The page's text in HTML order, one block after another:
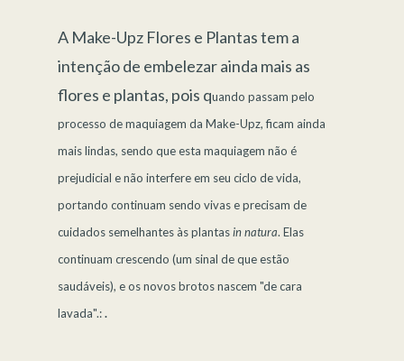
A Make-Upz Flores e Plantas tem a
intenção de embelezar ainda mais as
flores e plantas, pois quando passam pelo
processo de maquiagem da Make-Upz, ficam ainda
mais lindas, sendo que esta maquiagem não é
prejudicial e não interfere em seu ciclo de vida,
portando continuam sendo vivas e precisam de
cuidados semelhantes às plantasin natura. Elas
continuam crescendo (um sinal de que estão
saudáveis), e os novos brotos nascem "de cara
lavada".:.